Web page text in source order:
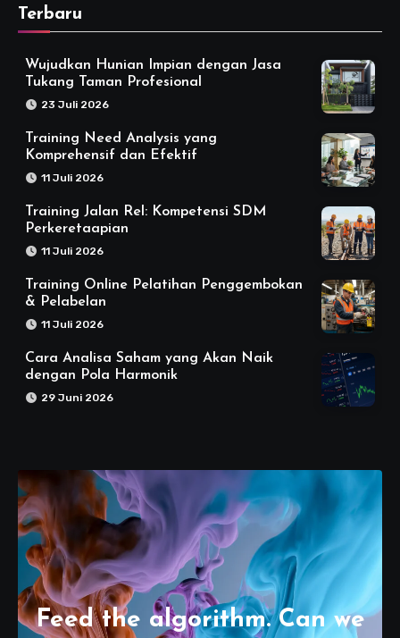
Terbaru
Wujudkan Hunian Impian dengan Jasa
Tukang Taman Profesional
23 Juli 2026
Training Need Analysis yang
Komprehensif dan Efektif
11 Juli 2026
Training Jalan Rel: Kompetensi SDM
Perkeretaapian
11 Juli 2026
Training Online Pelatihan Penggembokan
& Pelabelan
11 Juli 2026
Cara Analisa Saham yang Akan Naik
dengan Pola Harmonik
29 Juni 2026
Feed the algorithm. Can we